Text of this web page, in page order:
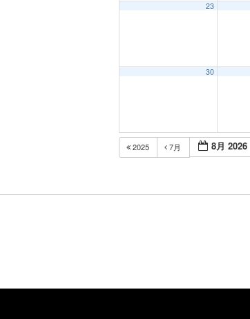
23
30
2025 7月 8月 2026